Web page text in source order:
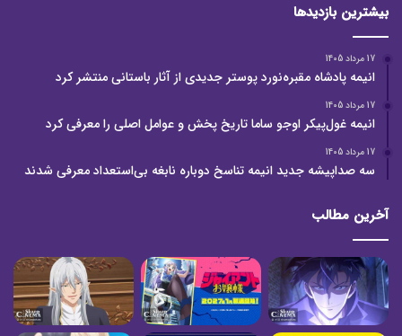
بیشترین بازدیدها
17 مرداد 1405
انیمه پادشاه مقبره‌نورد پوستر جدیدی از آثار باستانی منتشر کرد
17 مرداد 1405
انیمه غول‌پیکر اوجو ساما تاریخ پخش و عوامل اصلی را معرفی کرد
17 مرداد 1405
سه صداپیشه جدید انیمه تناسخ دوباره نابغه بی‌استعداد معرفی شدند
آخرین مطالب